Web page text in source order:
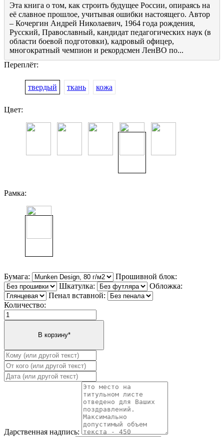
Эта книга о том, как строить будущее России, опираясь на
её славное прошлое, учитывая ошибки настоящего. Автор
– Кочергин Андрей Николаевич, 1964 года рождения,
Русский, Православный, кандидат педагогических наук (в
области боевой подготовки), кадровый офицер,
многократный чемпион и рекордсмен ЛенВО по...
Переплёт:
твердый ткань кожа
Цвет:
Рамка:
Бумага:
Прошивной блок:
Шкатулка:
Обложка:
Пенал вставной:
Количество:
Дарственная надпись: